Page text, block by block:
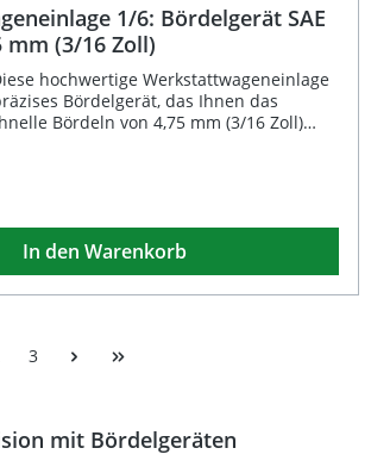
1/6: Bördelgerät SAE
mm (3/16 Zoll)
hochwertige Werkstattwageneinlage
Bördelgerät, das Ihnen das
Bördeln von 4,75 mm (3/16 Zoll)
ambitionierte Hobbyschrauber
(nur SAE) herzustellen, bietet das
Flexibilität bei der Bremsenreparatur und
Das Bördelgerät lässt sich auch direkt
verwenden, was eine
Komponenten-Griff liegt das Werkzeug
und sorgt für präzises Arbeiten. Für
Sie lediglich Schlüssel in den
der Werkzeuge. Schnelles und
In den Warenkorb
3
mit Bördelgeräten